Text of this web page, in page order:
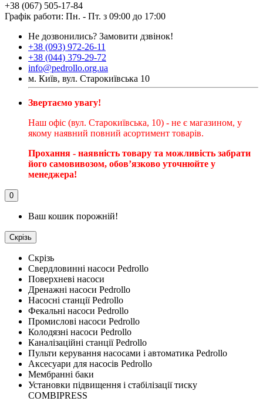
+38 (067) 505-17-84
Графік работи: Пн. - Пт. з 09:00 до 17:00
Не дозвонились? Замовити дзвінок!
+38 (093) 972-26-11
+38 (044) 379-29-72
info@pedrollo.org.ua
м. Київ, вул. Старокиївська 10
Звертаємо увагу!
Наш офіс (вул. Старокиївська, 10) - не є магазином, у
якому наявний повний асортимент товарів.
Прохання - наявність товару та можливість забрати
його самовивозом, обовʼязково уточнюйте у
менеджера!
0
Ваш кошик порожній!
Скрізь
Скрізь
Свердловинні насоси Pedrollo
Поверхневі насоси
Дренажні насоси Pedrollo
Насосні станції Pedrollo
Фекальні насоси Pedrollo
Промислові насоси Pedrollo
Колодязні насоси Pedrollo
Каналізаційні станції Pedrollo
Пульти керування насосами і автоматика Pedrollo
Аксесуари для насосів Pedrollo
Мембранні баки
Установки підвищення і стабілізації тиску
COMBIPRESS